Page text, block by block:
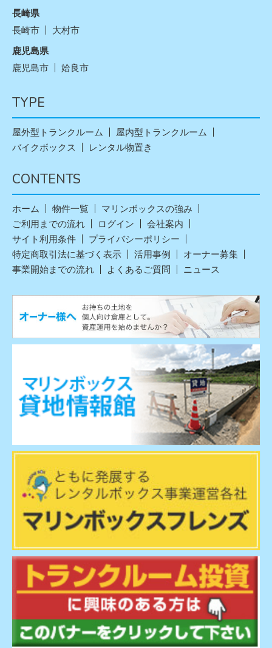
閉じる
閉じる
閉じる
閉じる
長崎県
長崎市
大村市
鹿児島県
鹿児島市
姶良市
TYPE
屋外型トランクルーム
屋内型トランクルーム
バイクボックス
レンタル物置き
CONTENTS
ホーム 物件一覧
マリンボックスの強み
ご利用までの流れ
ログイン
会社案内
サイト利用条件
プライバシーポリシー
特定商取引法に基づく表示
活用事例
オーナー募集
事業開始までの流れ
よくあるご質問 ニュース